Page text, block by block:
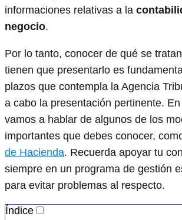
informaciones relativas a la
negocio.
Por lo tanto, conocer de qué se
tienen que presentarlo es
plazos que contempla la Agencia
a cabo la presentación pertinente.
vamos a hablar de algunos de los
importantes que debes conocer,
de Hacienda. Recuerda apoyar tu
siempre en un programa de gestión
para evitar problemas al respecto.
Índice